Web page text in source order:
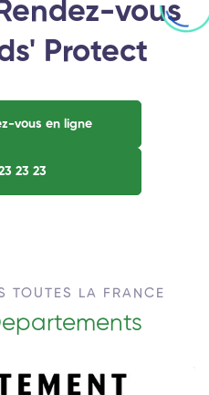
vous
Protect
vous en ligne
23 23
TOUTES LA FRANCE